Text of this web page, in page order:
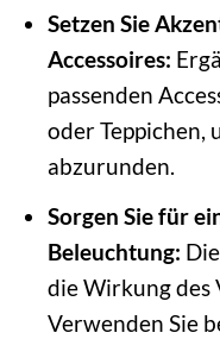
Setzen Sie
Accessoires:
passenden
oder Teppichen,
abzurunden.
Sorgen Sie für
Beleuchtung:
die Wirkung des
Verwenden Sie